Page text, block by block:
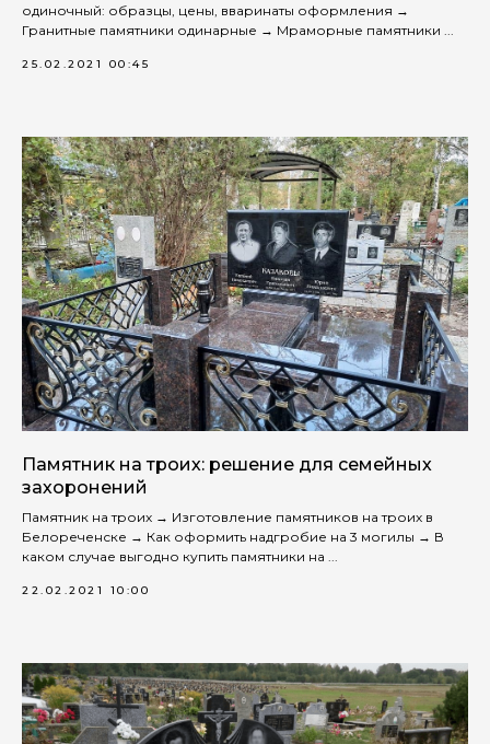
одиночный: образцы, цены, вваринаты оформления →
Гранитные памятники одинарные → Мраморные памятники ...
25.02.2021 00:45
Памятник на троих: решение для семейных
захоронений
Памятник на троих → Изготовление памятников на троих в
Белореченске → Как оформить надгробие на 3 могилы → В
каком случае выгодно купить памятники на ...
22.02.2021 10:00